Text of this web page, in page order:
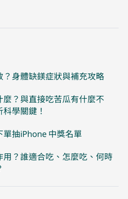
？身體缺鎂症狀與補充攻略
麼？與直接吃苦瓜有什麼不
學關鍵！
單抽iPhone 中獎名單
用？誰適合吃、怎麼吃、何時